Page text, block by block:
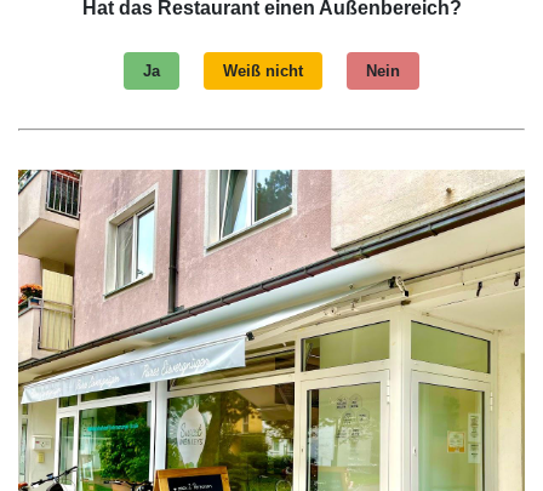
Hat das Restaurant einen Außenbereich?
Ja Weiß nicht Nein